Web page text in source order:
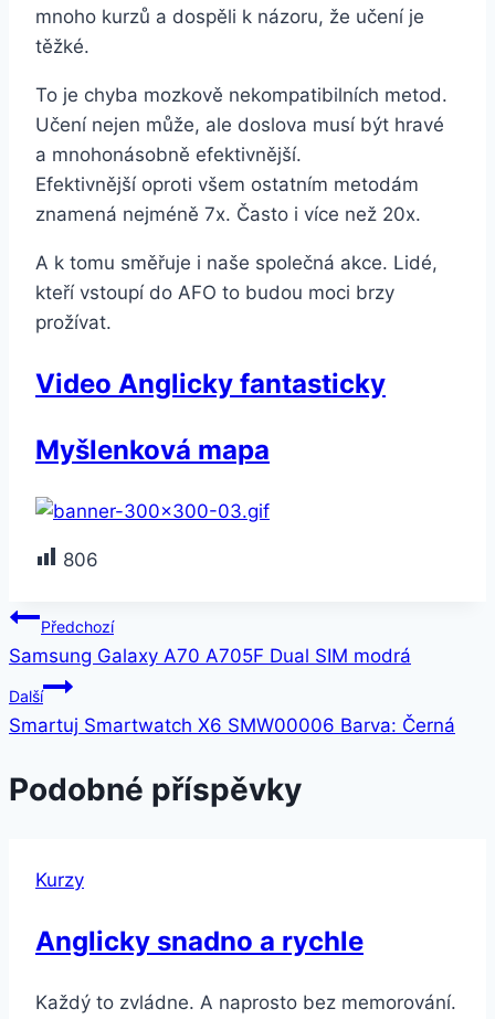
mnoho kurzů a dospěli k názoru, že učení je
těžké.
To je chyba mozkově nekompatibilních metod.
Učení nejen může, ale doslova musí být hravé
a mnohonásobně efektivnější.
Efektivnější oproti všem ostatním metodám
znamená nejméně 7x. Často i více než 20x.
A k tomu směřuje i naše společná akce. Lidé,
kteří vstoupí do AFO to budou moci brzy
prožívat.
Video Anglicky fantasticky
Myšlenková mapa
806
Navigace
pro
příspěvek
Předchozí
Samsung Galaxy A70 A705F Dual SIM modrá
Další
Smartuj Smartwatch X6 SMW00006 Barva: Černá
Podobné příspěvky
Kurzy
Anglicky snadno a rychle
Každý to zvládne. A naprosto bez memorování.